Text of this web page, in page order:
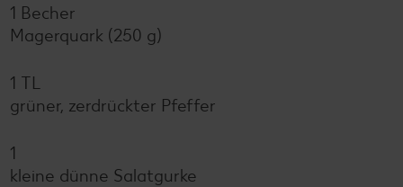
1 Becher
Magerquark (250 g)
1 TL
grüner, zerdrückter Pfeffer
1
kleine dünne Salatgurke